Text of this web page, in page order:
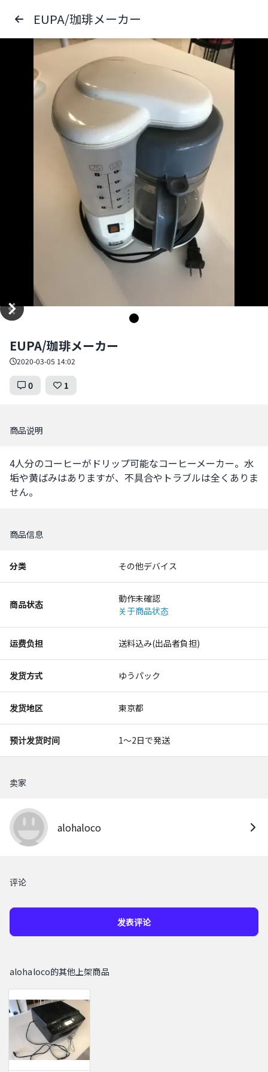
EUPA/珈琲メーカー
EUPA/珈琲メーカー
2020-03-05 14:02
0 1
商品说明
4人分のコーヒーがドリップ可能なコーヒーメーカー。水
垢や黄ばみはありますが、不具合やトラブルは全くありま
せん。
商品信息
分类 その他デバイス
商品状态
動作未確認
关于商品状态
运费负担 送料込み(出品者負担)
发货方式 ゆうパック
发货地区 東京都
预计发货时间 1〜2日で発送
卖家
alohaloco
评论
发表评论
alohaloco的其他上架商品